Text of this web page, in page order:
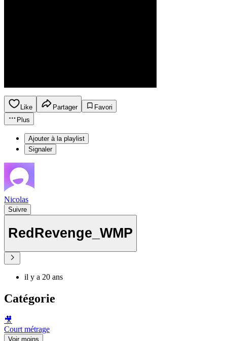
Like Partager
Favori
Plus
Ajouter à la playlist
Signaler
Nicolas
Suivre
RedRevenge_WMP
il y a 20 ans
Catégorie
🎥
Court métrage
Voir moins